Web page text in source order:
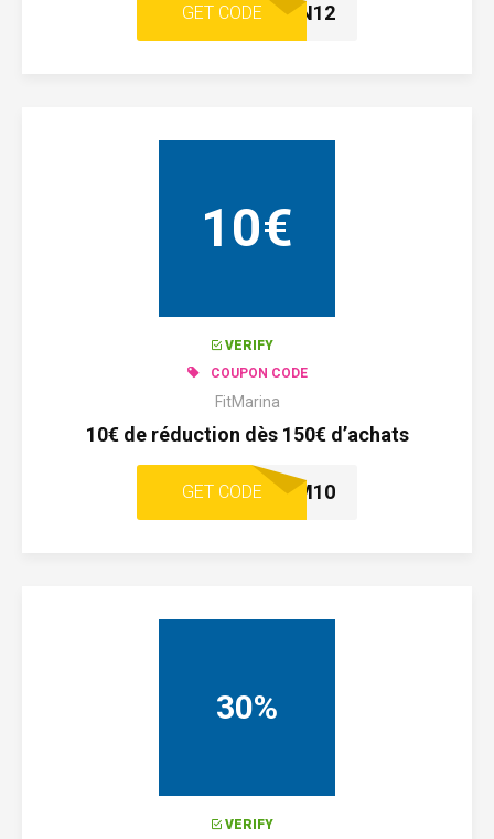
GET CODEDESIGN12
10€
VERIFY
COUPON CODE
FitMarina
10€ de réduction dès 150€ d’achats
GET CODEVERYREM10
30%
VERIFY